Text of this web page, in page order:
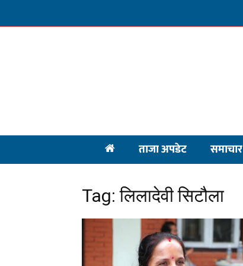
ताजा अपडेट समाचार
Tag: लिलादेवी सिटौला